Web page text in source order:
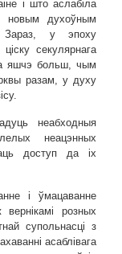
і што аслабіла
новым духоўным
Зараз, у эпоху
секулярнага
яшчэ больш, чым
разам, у духу
неабходныя
неацэнных
доступ да іх
і ўмацаванне
розных
супольнасці з
асаблівага